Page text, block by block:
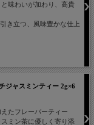
味わいが加わり、高貴
き立つ、風味豊かな仕上
ジャスミンティー 2g×6
たフレーバーティー
ミン茶に優しく寄り添